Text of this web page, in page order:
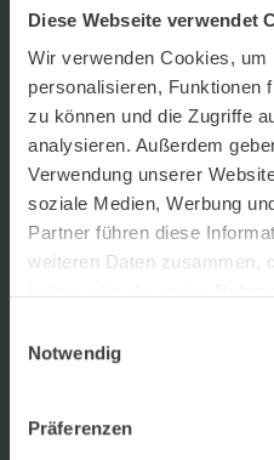
Diese Webseite verwendet
Wir verwenden Cookies, um
personalisieren, Funktionen
zu können und die Zugriffe
analysieren. Außerdem
Verwendung unserer
soziale Medien, Werbung
Partner führen diese
weiteren Daten zusammen,
Notwendig
Präferenzen
WirtschaftsKRAFT der INFO -
erhalte. Um die Inhalte des
persönlichen Interessen
hierfür mein
Newsletters zu erfassen und
begleitende
Dienstleistungen lokal
Einwilligung jederzeit
Newsletter enthaltenen
pforzheim.de widerrufen.
zur Zustellung des
zum Umgang mit Ihren Daten
Newsletter-Software
Datenschutzerklärung.